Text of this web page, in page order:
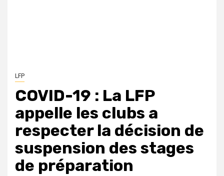
LFP
COVID-19 : La LFP
appelle les clubs a
respecter la décision de
suspension des stages
de préparation